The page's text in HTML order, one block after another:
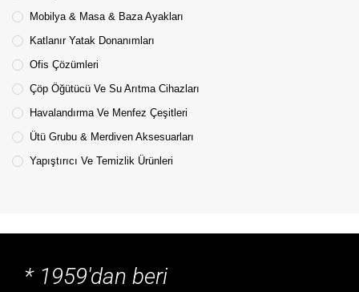
Mobilya & Masa & Baza Ayakları
Katlanır Yatak Donanımları
Ofis Çözümleri
Çöp Öğütücü Ve Su Arıtma Cihazları
Havalandırma Ve Menfez Çeşitleri
Ütü Grubu & Merdiven Aksesuarları
Yapıştırıcı Ve Temizlik Ürünleri
* 1959'dan beri